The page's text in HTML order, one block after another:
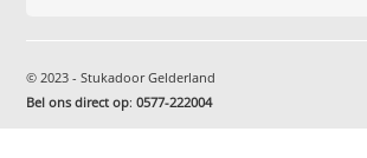
© 2023 - Stukadoor Gelderland
Bel ons direct op:0577-222004